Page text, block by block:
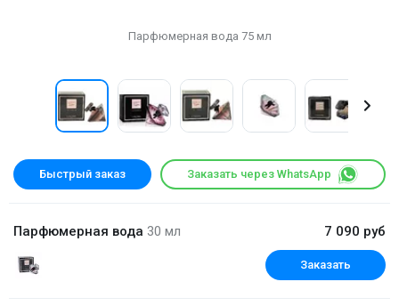
Парфюмерная вода 75 мл
Быстрый заказ Заказать через WhatsApp
Парфюмерная вода 30 мл 7 090 руб
Заказать